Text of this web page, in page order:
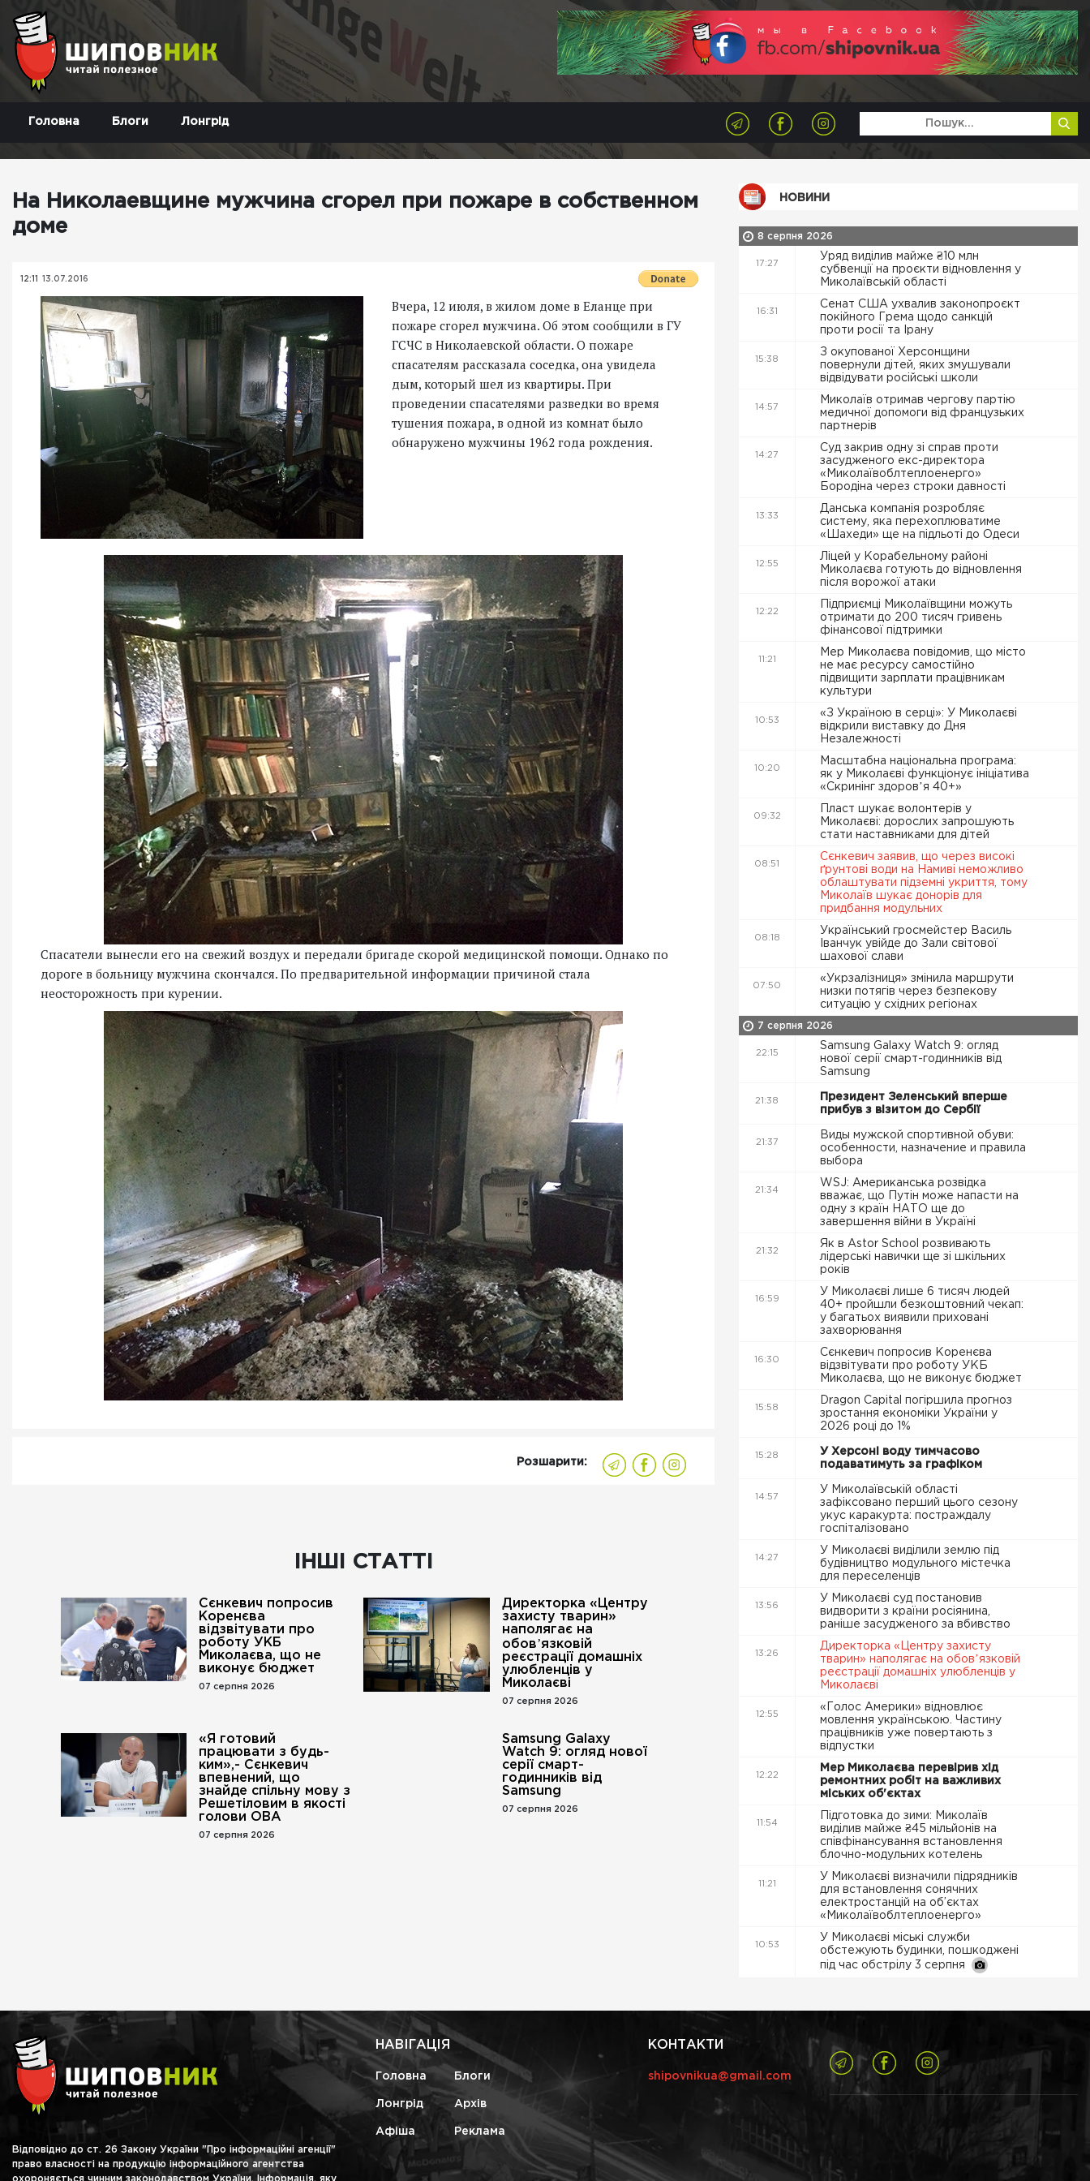
Головна Блоги Лонгрід
На Николаевщине мужчина сгорел при пожаре в собственном
доме
12:11 13.07.2016
Вчера, 12 июля, в жилом доме в Еланце при
пожаре сгорел мужчина. Об этом сообщили в ГУ
ГСЧС в Николаевской области. О пожаре
спасателям рассказала соседка, она увидела
дым, который шел из квартиры. При
проведении спасателями разведки во время
тушения пожара, в одной из комнат было
обнаружено мужчины 1962 года рождения.
Спасатели вынесли его на свежий воздух и передали бригаде скорой медицинской помощи. Однако по
дороге в больницу мужчина скончался. По предварительной информации причиной стала
неосторожность при курении.
Розшарити:
ІНШІ СТАТТІ
Сєнкевич попросив
Коренєва
відзвітувати про
роботу УКБ
Миколаєва, що не
виконує бюджет
07 серпня 2026
Директорка «Центру
захисту тварин»
наполягає на
обовʼязковій
реєстрації домашніх
улюбленців у
Миколаєві
07 серпня 2026
«Я готовий
працювати з будь-
ким»,- Сєнкевич
впевнений, що
знайде спільну мову з
Решетіловим в якості
голови ОВА
07 серпня 2026
Samsung Galaxy
Watch 9: огляд нової
серії смарт-
годинників від
Samsung
07 серпня 2026
НОВИНИ
8 серпня 2026
17:27
Уряд виділив майже ₴10 млн
субвенції на проєкти відновлення у
Миколаївській області
16:31
Сенат США ухвалив законопроєкт
покійного Грема щодо санкцій
проти росії та Ірану
15:38
З окупованої Херсонщини
повернули дітей, яких змушували
відвідувати російські школи
14:57
Миколаїв отримав чергову партію
медичної допомоги від французьких
партнерів
14:27
Суд закрив одну зі справ проти
засудженого екс-директора
«Миколаївоблтеплоенерго»
Бородіна через строки давності
13:33
Данська компанія розробляє
систему, яка перехоплюватиме
«Шахеди» ще на підльоті до Одеси
12:55
Ліцей у Корабельному районі
Миколаєва готують до відновлення
після ворожої атаки
12:22
Підприємці Миколаївщини можуть
отримати до 200 тисяч гривень
фінансової підтримки
11:21
Мер Миколаєва повідомив, що місто
не має ресурсу самостійно
підвищити зарплати працівникам
культури
10:53
«З Україною в серці»: У Миколаєві
відкрили виставку до Дня
Незалежності
10:20
Масштабна національна програма:
як у Миколаєві функціонує ініціатива
«Скринінг здоровʼя 40+»
09:32
Пласт шукає волонтерів у
Миколаєві: дорослих запрошують
стати наставниками для дітей
08:51
Сєнкевич заявив, що через високі
ґрунтові води на Намиві неможливо
облаштувати підземні укриття, тому
Миколаїв шукає донорів для
придбання модульних
08:18
Український гросмейстер Василь
Іванчук увійде до Зали світової
шахової слави
07:50
«Укрзалізниця» змінила маршрути
низки потягів через безпекову
ситуацію у східних регіонах
7 серпня 2026
22:15
Samsung Galaxy Watch 9: огляд
нової серії смарт-годинників від
Samsung
21:38
Президент Зеленський вперше
прибув з візитом до Сербії
21:37
Виды мужской спортивной обуви:
особенности, назначение и правила
выбора
21:34
WSJ: Американська розвідка
вважає, що Путін може напасти на
одну з країн НАТО ще до
завершення війни в Україні
21:32
Як в Astor School розвивають
лідерські навички ще зі шкільних
років
16:59
У Миколаєві лише 6 тисяч людей
40+ пройшли безкоштовний чекап:
у багатьох виявили приховані
захворювання
16:30
Сєнкевич попросив Коренєва
відзвітувати про роботу УКБ
Миколаєва, що не виконує бюджет
15:58
Dragon Capital погіршила прогноз
зростання економіки України у
2026 році до 1%
15:28
У Херсоні воду тимчасово
подаватимуть за графіком
14:57
У Миколаївській області
зафіксовано перший цього сезону
укус каракурта: постраждалу
госпіталізовано
14:27
У Миколаєві виділили землю під
будівництво модульного містечка
для переселенців
13:56
У Миколаєві суд постановив
видворити з країни росіянина,
раніше засудженого за вбивство
13:26
Директорка «Центру захисту
тварин» наполягає на обовʼязковій
реєстрації домашніх улюбленців у
Миколаєві
12:55
«Голос Америки» відновлює
мовлення українською. Частину
працівників уже повертають з
відпустки
12:22
Мер Миколаєва перевірив хід
ремонтних робіт на важливих
міських об'єктах
11:54
Підготовка до зими: Миколаїв
виділив майже ₴45 мільйонів на
співфінансування встановлення
блочно-модульних котелень
11:21
У Миколаєві визначили підрядників
для встановлення сонячних
електростанцій на об’єктах
«Миколаївоблтеплоенерго»
10:53
У Миколаєві міські служби
обстежують будинки, пошкоджені
під час обстрілу 3 серпня
Відповідно до ст. 26 Закону України "Про інформаційні агенції"
право власності на продукцію інформаційного агентства
охороняється чинним законодавством України. Інформація, яку
НАВІГАЦІЯ
Головна Блоги
Лонгрід Архів
Афіша Реклама
КОНТАКТИ
shipovnikua@gmail.com